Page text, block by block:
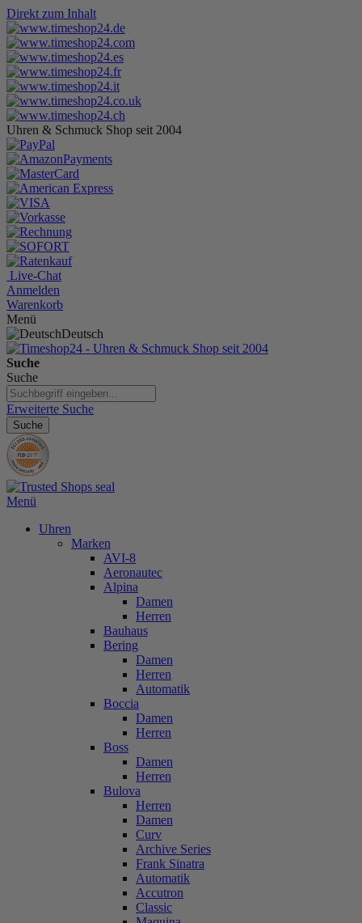
Direkt zum Inhalt
Uhren & Schmuck Shop seit 2004
Live-Chat
Anmelden
Warenkorb
Menü
Deutsch
Suche
Suche
Erweiterte Suche
Suche
Menü
Uhren
Marken
AVI-8
Aeronautec
Alpina
Damen
Herren
Bauhaus
Bering
Damen
Herren
Automatik
Boccia
Damen
Herren
Boss
Damen
Herren
Bulova
Herren
Damen
Curv
Archive Series
Frank Sinatra
Automatik
Accutron
Classic